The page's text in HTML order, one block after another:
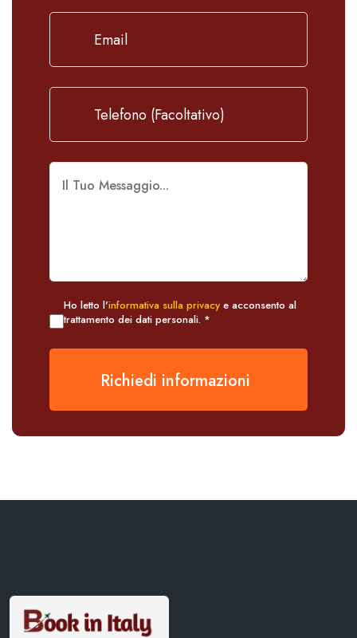
Ho letto l'informativa sulla privacy e acconsento al
trattamento dei dati personali. *
Richiedi informazioni